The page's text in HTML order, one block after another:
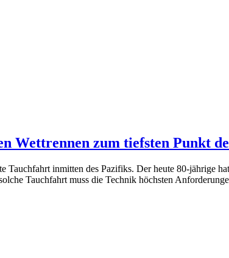
Wettrennen zum tiefsten Punkt
Tauchfahrt inmitten des Pazifiks. Der heute 80-jährige
Tauchfahrt muss die Technik höchsten